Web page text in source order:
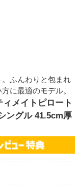
ふんわりと包まれ
に最適のモデル。
メイトピロート
ングル 41.5cm厚